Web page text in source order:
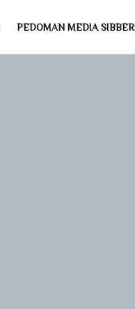
PEDOMAN MEDIA SIBBER